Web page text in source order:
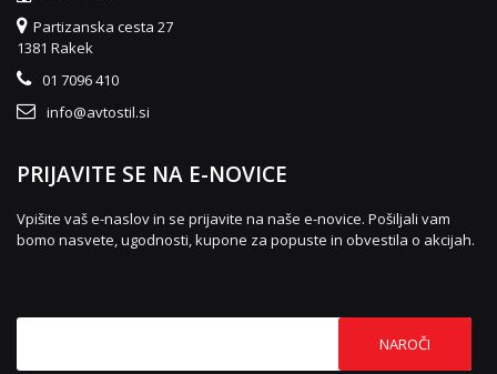
Partizanska cesta 27
1381 Rakek
01 7096 410
info@avtostil.si
PRIJAVITE SE NA E-NOVICE
Vpišite vaš e-naslov in se prijavite na naše e-novice. Pošiljali vam
bomo nasvete, ugodnosti, kupone za popuste in obvestila o akcijah.
NAROČI